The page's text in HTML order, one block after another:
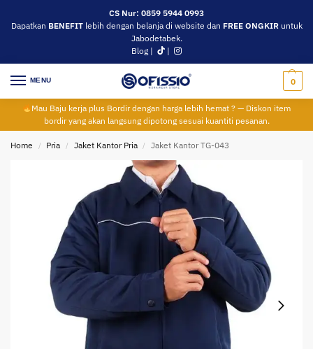
CS Nur: 0859 5944 0993
Dapatkan BENEFITlebih dengan belanja di website dan FREE ONGKIRuntuk
Jabodetabek.
Blog | |
MENU 0
Mau Baju kerja plus Bordir dengan harga lebih hemat ? — Diskon item
bordir yang akan langsung dipotong sesuai kuantiti pesanan.
Home / Pria / Jaket Kantor Pria / Jaket Kantor TG-043